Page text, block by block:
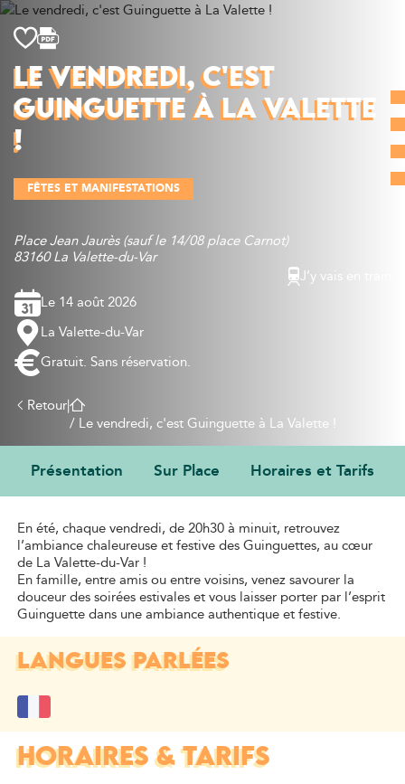
Découvrir
Que faire
Bien manger
Où dormir
Préparer sa visite
LE VENDREDI, C'EST
GUINGUETTE À LA VALETTE
!
FÊTES ET MANIFESTATIONS
Place Jean Jaurès (sauf le 14/08 place Carnot)
83160 La Valette-du-Var
J’y vais en train
Le 14 août 2026
La Valette-du-Var
Gratuit. Sans réservation.
Retour|
/ Le vendredi, c'est Guinguette à La Valette !
Présentation Sur Place Horaires et Tarifs
En été, chaque vendredi, de 20h30 à minuit, retrouvez
l’ambiance chaleureuse et festive des Guinguettes, au cœur
de La Valette-du-Var !
En famille, entre amis ou entre voisins, venez savourer la
douceur des soirées estivales et vous laisser porter par l’esprit
Guinguette dans une ambiance authentique et festive.
LANGUES PARLÉES
HORAIRES & TARIFS